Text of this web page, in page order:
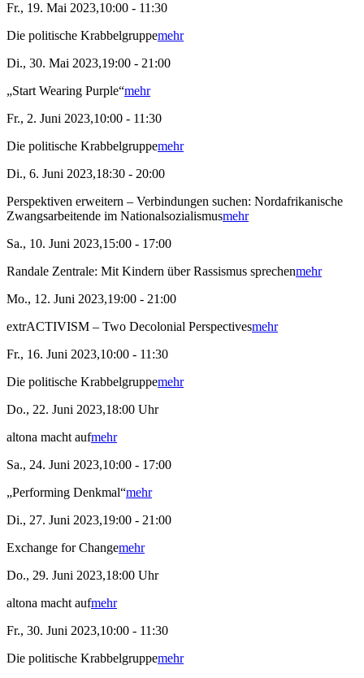
Fr., 19. Mai 2023,10:00 - 11:30
Die politische Krabbelgruppemehr
Di., 30. Mai 2023,19:00 - 21:00
„Start Wearing Purple“mehr
Fr., 2. Juni 2023,10:00 - 11:30
Die politische Krabbelgruppemehr
Di., 6. Juni 2023,18:30 - 20:00
Perspektiven erweitern – Verbindungen suchen: Nordafrikanische
Zwangsarbeitende im Nationalsozialismusmehr
Sa., 10. Juni 2023,15:00 - 17:00
Randale Zentrale: Mit Kindern über Rassismus sprechenmehr
Mo., 12. Juni 2023,19:00 - 21:00
extrACTIVISM – Two Decolonial Perspectivesmehr
Fr., 16. Juni 2023,10:00 - 11:30
Die politische Krabbelgruppemehr
Do., 22. Juni 2023,18:00 Uhr
altona macht aufmehr
Sa., 24. Juni 2023,10:00 - 17:00
„Performing Denkmal“mehr
Di., 27. Juni 2023,19:00 - 21:00
Exchange for Changemehr
Do., 29. Juni 2023,18:00 Uhr
altona macht aufmehr
Fr., 30. Juni 2023,10:00 - 11:30
Die politische Krabbelgruppemehr